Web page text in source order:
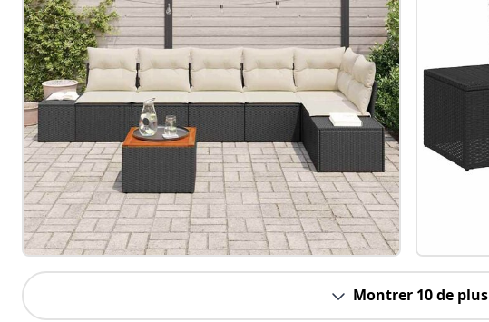
Montrer 10 de plus